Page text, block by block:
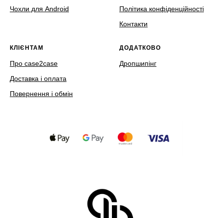
Чохли для Android
Політика конфіденційності
Контакти
КЛІЄНТАМ
Про case2case
Доставка і оплата
Повернення і обмін
ДОДАТКОВО
Дропшипінг